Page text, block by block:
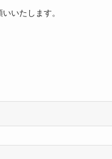
いたします。